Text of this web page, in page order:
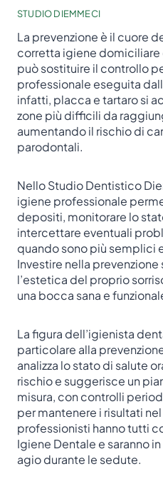
STUDIO DIEMMECI
La prevenzione è il cuore
corretta igiene domiciliare
può sostituire il controllo
professionale eseguita
infatti, placca e tartaro si
zone più difficili da
aumentando il rischio di
parodontali.
Nello Studio Dentistico
igiene professionale
depositi, monitorare lo
intercettare eventuali
quando sono più semplici
Investire nella
l’estetica del proprio
una bocca sana e
La figura dell’igienista
particolare alla
analizza lo stato di salute
rischio e suggerisce un
misura, con controlli
per mantenere i risultati
professionisti hanno tutti
Igiene Dentale e saranno
agio durante le sedute.